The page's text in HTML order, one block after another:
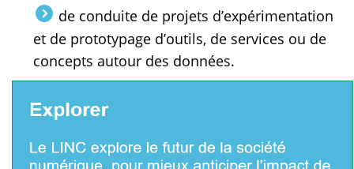
de conduite de projets d’expérimentation
et de prototypage d’outils, de services ou de
concepts autour des données.